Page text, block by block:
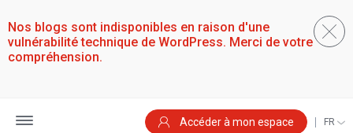
au
contenu
principal
Nos blogs sont indisponibles en raison d'une
vulnérabilité technique de WordPress. Merci de votre
compréhension.
Accéder à mon espace